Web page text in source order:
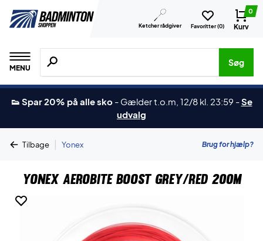
Ketcher rådgiver Favoritter (0)
0
Kurv
MENU
Søg efter produkter, mærker etc.
Søg
👟 Spar 20% på alle sko - Gælder t.o.m, 12/8 kl. 23:59 -Se
udvalg
Tilbage | Yonex Brug for hjælp?
Yonex Aerobite Boost Grey/Red 200m